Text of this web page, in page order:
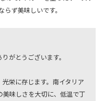
ず美味しいです。
がとうございます。
栄に存じます。南イタリア
味しさを大切に、低温で丁